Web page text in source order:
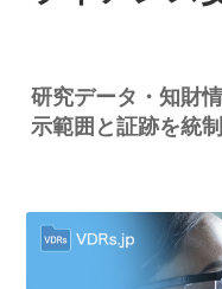
研究データ・知財
示範囲と証跡を統